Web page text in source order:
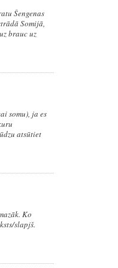
Šengenas
Somijā,
brauc uz
somu), ja es
atsūtiet
Ko
slapjš.